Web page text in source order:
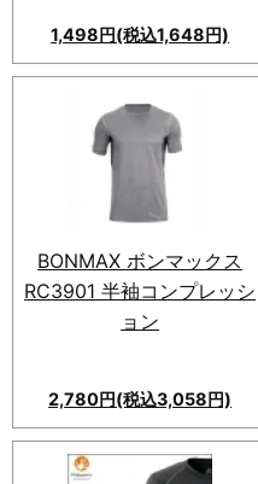
1,498円(税込1,648円)
テッドアスレ 5982-01 4.1オン
ス ドライアスレチックベースボ
ールシャツ。着心地◎、カジュ
アルにもスポーティにも着こな
せるオールシーズン対応ウェ
ア。
BONMAX ボンマックス
RC3901 半袖コンプレッシ
ョン
2,780円(税込3,058円)